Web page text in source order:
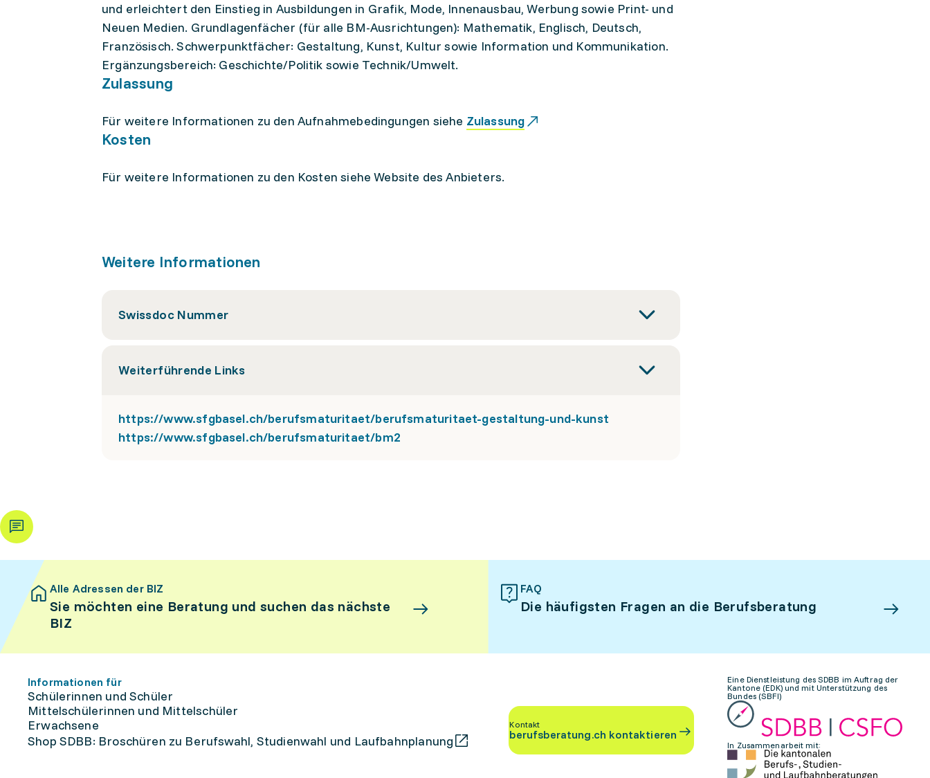
und erleichtert den Einstieg in Ausbildungen in Grafik, Mode, Innenausbau, Werbung sowie Print- und
Neuen Medien. Grundlagenfächer (für alle BM-Ausrichtungen): Mathematik, Englisch, Deutsch,
Französisch. Schwerpunktfächer: Gestaltung, Kunst, Kultur sowie Information und Kommunikation.
Ergänzungsbereich: Geschichte/Politik sowie Technik/Umwelt.
Zulassung
Für weitere Informationen zu den Aufnahmebedingungen siehe Zulassung
Kosten
Für weitere Informationen zu den Kosten siehe Website des Anbieters.
Weitere Informationen
Swissdoc Nummer
Weiterführende Links
https://www.sfgbasel.ch/berufsmaturitaet/berufsmaturitaet-gestaltung-und-kunst
https://www.sfgbasel.ch/berufsmaturitaet/bm2
Alle Adressen der BIZ
Sie möchten eine Beratung und suchen das nächste
BIZ
FAQ
Die häufigsten Fragen an die Berufsberatung
Informationen für
Schülerinnen und Schüler
Mittelschülerinnen und Mittelschüler
Erwachsene
Shop SDBB: Broschüren zu Berufswahl, Studienwahl und Laufbahnplanung
Kontakt
berufsberatung.ch kontaktieren
Eine Dienstleistung des SDBB im Auftrag der
Kantone (EDK) und mit Unterstützung des
Bundes (SBFI)
In Zusammenarbeit mit: